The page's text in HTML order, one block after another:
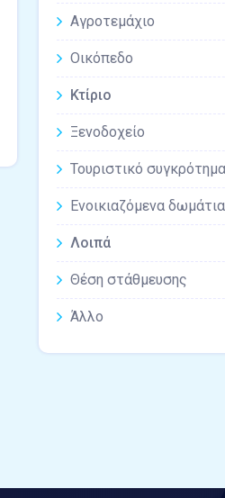
Αγροτεμάχιο
Οικόπεδο
Κτίριο
Ξενοδοχείο
Τουριστικό συγκρότημα
Ενοικιαζόμενα δωμάτια
Λοιπά
Θέση στάθμευσης
Άλλο